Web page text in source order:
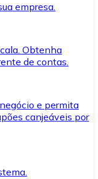
empresa.
Obtenha
de contas.
e permita
canjeáveis por